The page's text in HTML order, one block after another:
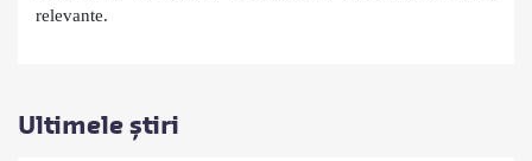
relevante.
Ultimele știri